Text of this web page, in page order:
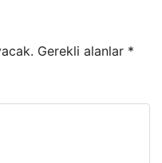
Gerekli alanlar *